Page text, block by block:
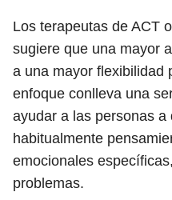
Los terapeutas de ACT
sugiere que una mayor
a una mayor flexibilidad
enfoque conlleva una
ayudar a las personas a
habitualmente
emocionales
problemas.